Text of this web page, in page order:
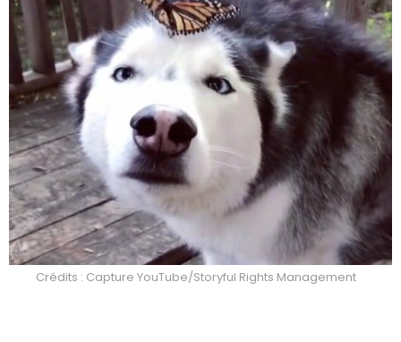
Crédits : Capture YouTube/Storyful Rights Management